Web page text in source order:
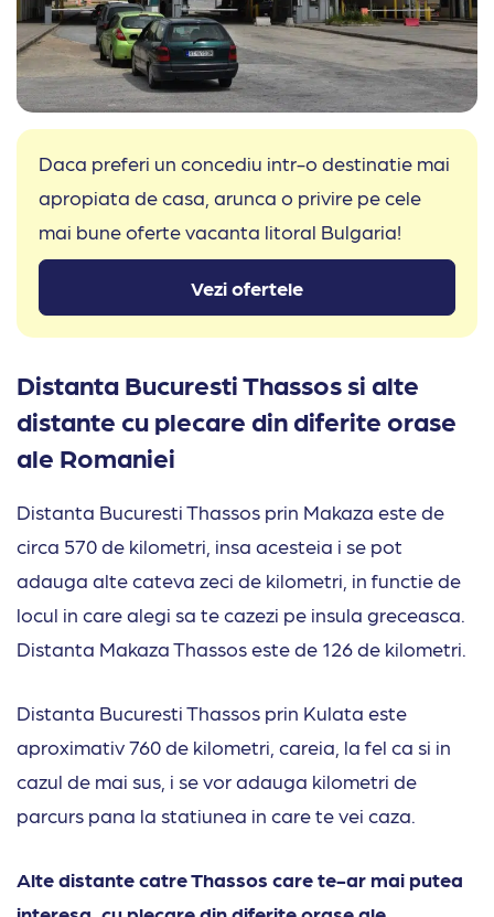
Daca preferi un concediu intr-o destinatie mai
apropiata de casa, arunca o privire pe cele
mai bune oferte vacanta litoral Bulgaria!
Vezi ofertele
Distanta Bucuresti Thassos si alte
distante cu plecare din diferite orase
ale Romaniei
Distanta Bucuresti Thassos prin Makaza este de
circa 570 de kilometri, insa acesteia i se pot
adauga alte cateva zeci de kilometri, in functie de
locul in care alegi sa te cazezi pe insula greceasca.
Distanta Makaza Thassos este de 126 de kilometri.
Distanta Bucuresti Thassos prin Kulata este
aproximativ 760 de kilometri, careia, la fel ca si in
cazul de mai sus, i se vor adauga kilometri de
parcurs pana la statiunea in care te vei caza.
Alte distante catre Thassos care te-ar mai putea